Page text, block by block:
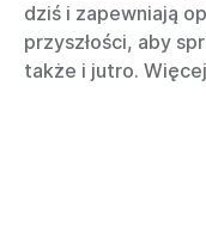
dziś i zapewniają
przyszłości, aby
także i jutro.